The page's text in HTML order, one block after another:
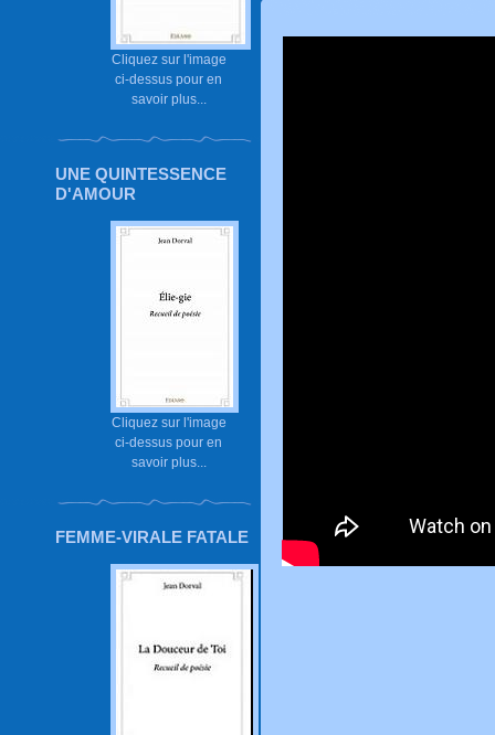
Cliquez sur l'image
ci-dessus pour en
savoir plus...
UNE QUINTESSENCE
D'AMOUR
Cliquez sur l'image
ci-dessus pour en
savoir plus...
FEMME-VIRALE FATALE